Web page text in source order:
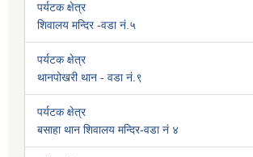
पर्यटक क्षेत्र
शिवालय मन्दिर -वडा नं.५
पर्यटक क्षेत्र
थानपोखरी थान - वडा नं.९
पर्यटक क्षेत्र
बसाहा थान शिवालय मन्दिर-वडा नं ४